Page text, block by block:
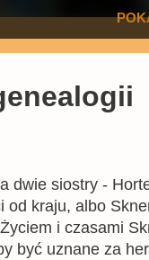
dwie siostry -
kraju, albo
i czasami
być uznane za